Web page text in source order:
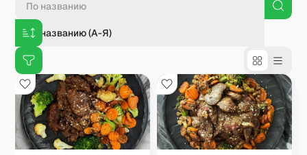
По названию (А-Я)